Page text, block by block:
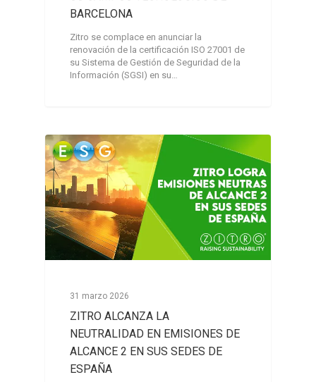
BARCELONA
Zitro se complace en anunciar la
renovación de la certificación ISO 27001 de
su Sistema de Gestión de Seguridad de la
Información (SGSI) en su…
31 marzo 2026
ZITRO ALCANZA LA
NEUTRALIDAD EN EMISIONES DE
ALCANCE 2 EN SUS SEDES DE
ESPAÑA